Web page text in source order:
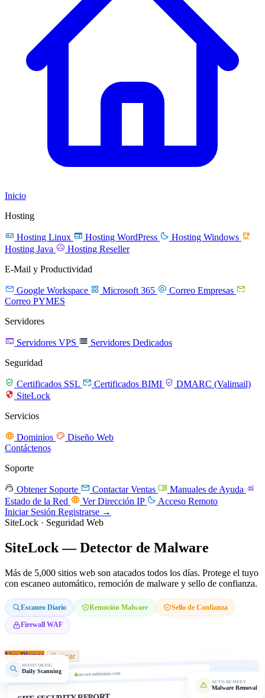
Inicio
Hosting
 Hosting Linux  Hosting WordPress  Hosting Windows 
Hosting Java  Hosting Reseller
E-Mail y Productividad
 Google Workspace  Microsoft 365  Correo Empresas 
Correo PYMES
Servidores
 Servidores VPS  Servidores Dedicados
Seguridad
 Certificados SSL  Certificados BIMI  DMARC (Valimail)
 SiteLock
Servicios
 Dominios  Diseño Web
Contáctenos
Soporte
 Obtener Soporte  Contactar Ventas  Manuales de Ayuda 
Estado de la Red  Ver Dirección IP  Acceso Remoto
Iniciar Sesión Registrarse →
SiteLock · Seguridad Web
SiteLock — Detector de Malware
Más de 5,000 sitios web son atacados todos los días. Protege el tuyo
con escaneo automático, remoción de malware y sello de confianza.
Escaneo Diario Remoción Malware Sello de Confianza
Firewall WAF
Ver Planes Cotizar
MONITORING
Daily Scanning
AUTO-REMEDY
Malware Removal
secure.tudominio.com